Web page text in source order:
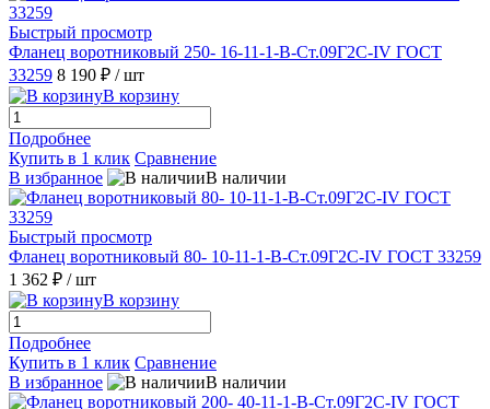
Быстрый просмотр
Фланец воротниковый 250- 16-11-1-B-Ст.09Г2С-IV ГОСТ
33259 8 190 ₽ / шт
В корзину
Подробнее
Купить в 1 клик Сравнение
В избранное
В наличии
Быстрый просмотр
Фланец воротниковый 80- 10-11-1-B-Ст.09Г2С-IV ГОСТ 33259
1 362 ₽ / шт
В корзину
Подробнее
Купить в 1 клик Сравнение
В избранное
В наличии